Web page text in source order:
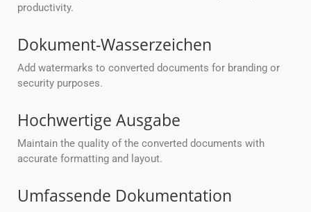
productivity.
Dokument-Wasserzeichen
Add watermarks to converted documents for branding or
security purposes.
Hochwertige Ausgabe
Maintain the quality of the converted documents with
accurate formatting and layout.
Umfassende Dokumentation